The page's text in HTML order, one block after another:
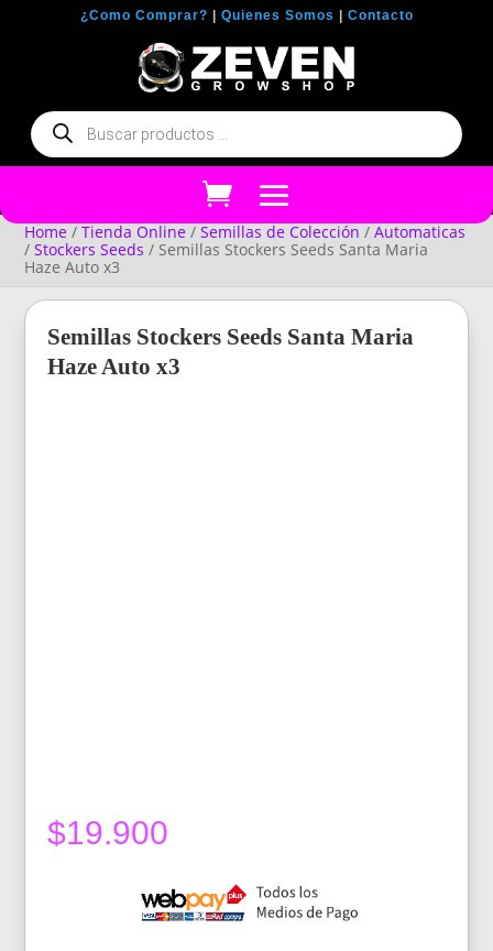
¿Como Comprar? Quienes Somos Contacto
Búsqueda
de
productos
Home /Tienda Online /Semillas de Colección /Automaticas
/Stockers Seeds / Semillas Stockers Seeds Santa Maria
Haze Auto x3
Semillas Stockers Seeds Santa Maria
Haze Auto x3
$19.900